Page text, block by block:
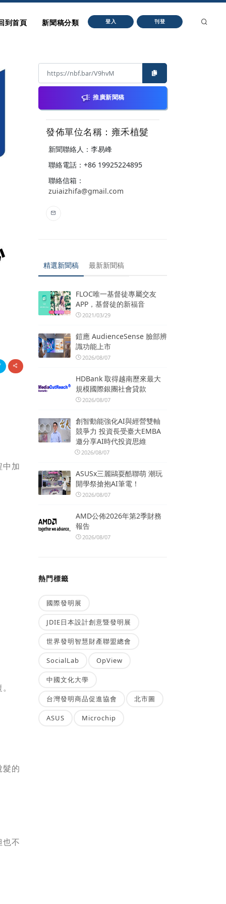
到首頁 新聞稿分類 登入 刊登
中加
髮的
也不
推廣新聞稿
發佈單位名稱：雍禾植髮
新聞聯絡人：李易峰
聯絡電話：+86 19925224895
聯絡信箱：
zuiaizhifa@gmail.com
精選新聞稿 最新新聞稿
FLOC唯一基督徒專屬交友
APP，基督徒的新福音
2021/03/29
鎧應 AudienceSense 臉部辨
識功能上市
2026/08/07
HDBank 取得越南歷來最大
規模國際銀團社會貸款
2026/08/07
創智動能強化AI與經營雙軸
競爭力 投資長受臺大EMBA
邀分享AI時代投資思維
2026/08/07
ASUSx三麗鷗耍酷聯萌 潮玩
開學祭搶抱AI筆電！
2026/08/07
AMD公佈2026年第2季財務
報告
2026/08/07
熱門標籤
國際發明展
JDIE日本設計創意暨發明展
世界發明智慧財產聯盟總會
SocialLab OpView
中國文化大學
台灣發明商品促進協會 北市圖
ASUS Microchip